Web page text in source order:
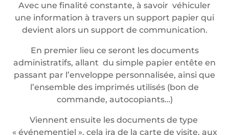
Avec une finalité constante, à savoir véhiculer
une information à travers un support papier qui
devient alors un support de communication.
En premier lieu ce seront les documents
administratifs, allant du simple papier entête en
passant par l’enveloppe personnalisée, ainsi que
l’ensemble des imprimés utilisés (bon de
commande, autocopiants…)
Viennent ensuite les documents de type
« événementiel », cela ira de la carte de visite, aux